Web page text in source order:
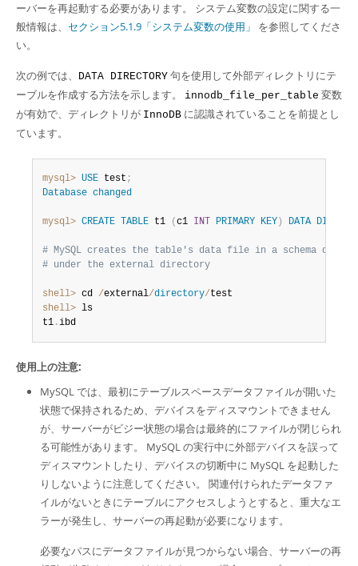
ーバーを再起動する必要があります。 システム変数の設定に関する一
般情報は、 セクション5.1.9「システム変数の使用」
を参照してくださ
い。
次の例では、 DATA DIRECTORY 句を使用して外部ディレクトリにテ
ーブルを作成する方法を示します。
innodb_file_per_table 変数
が有効で、ディレクトリが InnoDB に認識されていることを前提とし
ています。
mysql> USE test ;
Database changed
mysql> CREATE TABLE t1 ( c1 INT PRIMARY KEY ) DATA
# MySQL creates the table's data file in a schema
# under the external directory
shell> cd /external/directory/
shell> ls
t1 .ibd
使用上の注意:
MySQL では、最初にテーブルスペースデータファイルが開いた
状態で保持されるため、デバイスをディスマウントできません
が、サーバーがビジー状態の場合は最終的にファイルが閉じられ
る可能性があります。 MySQL の実行中に外部デバイスを誤って
ディスマウントしたり、デバイスの切断中に MySQL を起動した
りしないように注意してください。 関連付けられたデータファ
イルがないときにテーブルにアクセスしようとすると、重大なエ
ラーが発生し、サーバーの再起動が必要になります。
必要なパスにデータファイルが見つからない場合、サーバーの再